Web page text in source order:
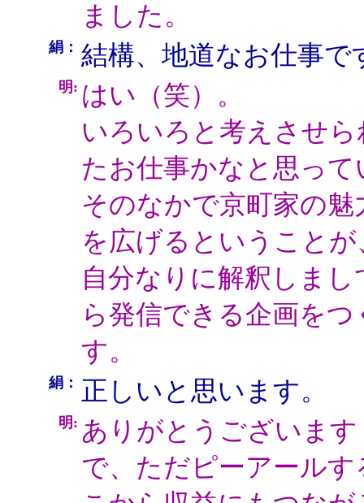
ました。
絹： 結構、地道なお仕事で
明: はい（笑）。
いろいろと考えさせ
たお仕事かなと思って
そのなかで京町家の
を広げるということ
自分なりに解釈しま
ら発信できる企画を
す。
絹： 正しいと思います。
明: ありがとうございます
で、ただピーアール